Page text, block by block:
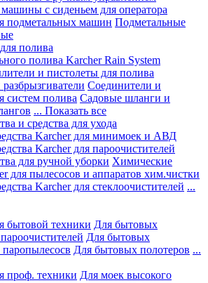
с сиденьем для оператора
подметальных машин Подметальные
полива
полива Karcher Rain System
и пистолеты для полива
Соединители и
систем полива Садовые шланги и
... Показать все
и средства для ухода
Karcher для минимоек и АВД
Karcher для пароочистителей
для ручной уборки Химические
для пылесосов и аппаратов хим.чистки
Karcher для стеклоочистителей ...
бытовой техники Для бытовых
Для бытовых
паропылесосв Для бытовых полотеров ...
проф. техники Для моек высокого